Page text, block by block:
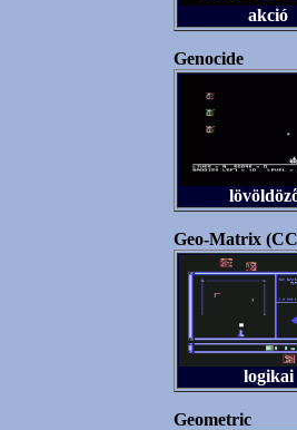
akció
Genocide
Geo-Matrix
logikai
Geometric